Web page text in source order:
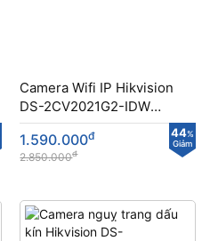
Camera Wifi IP Hikvision
DS-2CV2021G2-IDW
chống ngược sáng
44%
Giảm
1.590.000đ
2.850.000đ